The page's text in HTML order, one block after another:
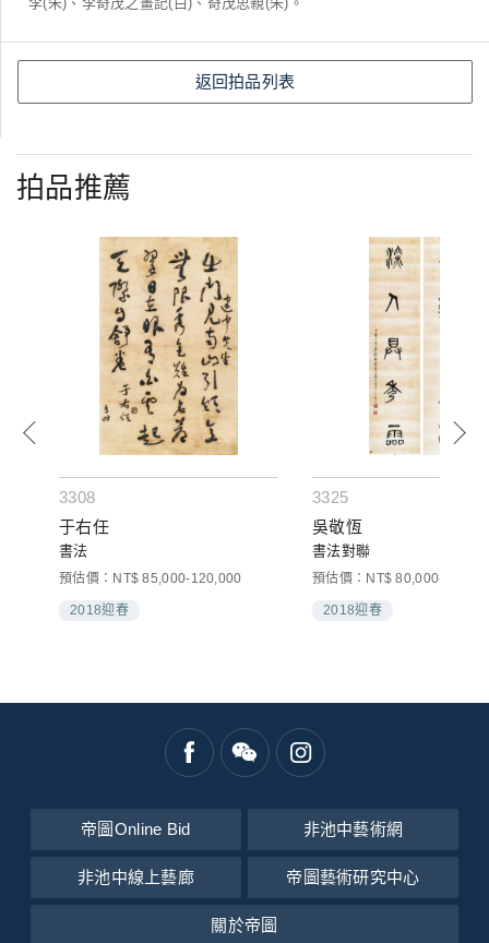
返回拍品列表
拍品推薦
3308
于右任
書法
預估價：NT$ 85,000-120,000
2018迎春
3325
吳敬恆
書法對聯
預估價：NT$ 80,000-
2018迎春
帝圖Online Bid 非池中藝術網
非池中線上藝廊 帝圖藝術研究中心
關於帝圖